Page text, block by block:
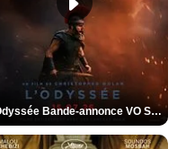
L'Odyssée Bande-annonce VO STFR